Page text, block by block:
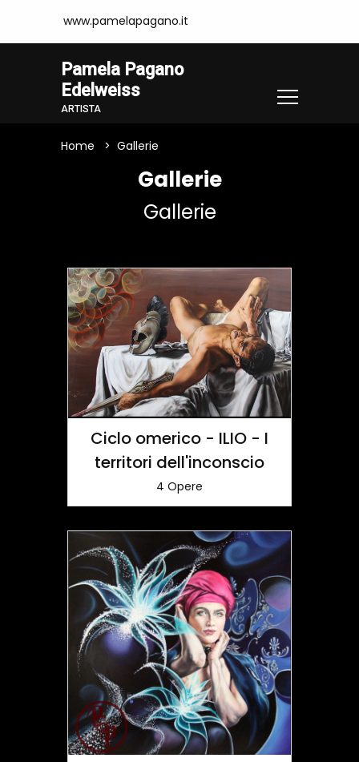
www.pamelapagano.it
Pamela Pagano
Edelweiss
ARTISTA
Home Gallerie
Gallerie
Gallerie
Ciclo omerico - ILIO - I
territori dell'inconscio
4 Opere